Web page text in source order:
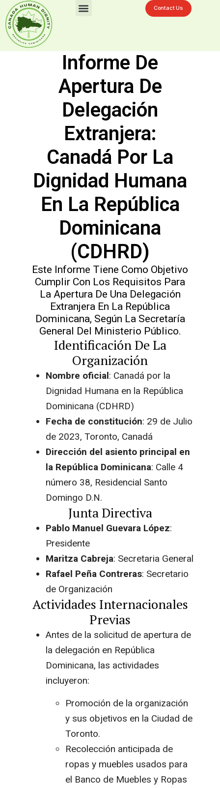
Contact Us
Informe De
Apertura De
Delegación
Extranjera:
Canadá Por La
Dignidad Humana
En La República
Dominicana
(CDHRD)
Este Informe Tiene Como Objetivo
Cumplir Con Los Requisitos Para
La Apertura De Una Delegación
Extranjera En La República
Dominicana, Según La Secretaría
General Del Ministerio Público.
Identificación De La
Organización
Nombre oficial: Canadá por la
Dignidad Humana en la República
Dominicana (CDHRD)
Fecha de constitución: 29 de Julio
de 2023, Toronto, Canadá
Dirección del asiento principal en
la República Dominicana: Calle 4
número 38, Residencial Santo
Domingo D.N.
Junta Directiva
Pablo Manuel Guevara López:
Presidente
Maritza Cabreja: Secretaria General
Rafael Peña Contreras: Secretario
de Organización
Actividades Internacionales
Previas
Antes de la solicitud de apertura de
la delegación en República
Dominicana, las actividades
incluyeron:
Promoción de la organización
y sus objetivos en la Ciudad de
Toronto.
Recolección anticipada de
ropas y muebles usados para
el Banco de Muebles y Ropas